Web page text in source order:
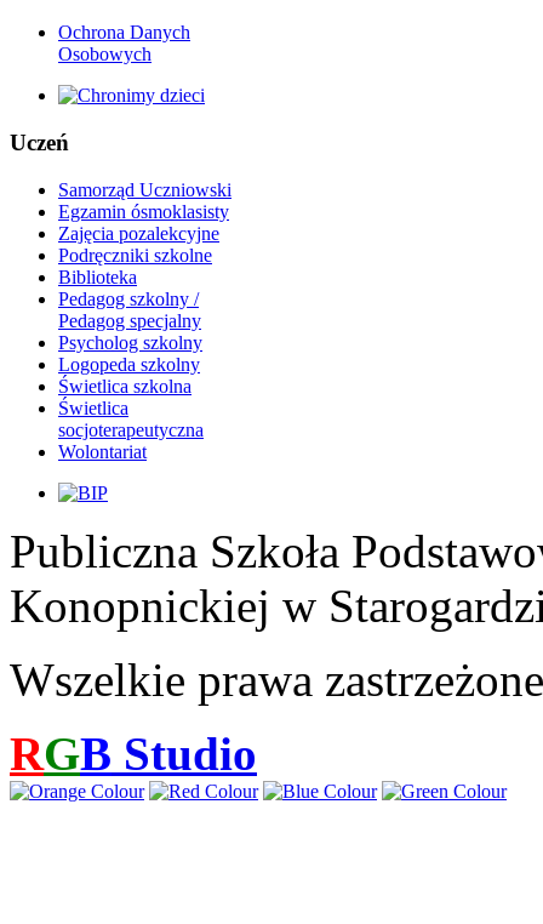
Ochrona Danych
Osobowych
Uczeń
Samorząd Uczniowski
Egzamin ósmoklasisty
Zajęcia pozalekcyjne
Podręczniki szkolne
Biblioteka
Pedagog szkolny /
Pedagog specjalny
Psycholog szkolny
Logopeda szkolny
Świetlica szkolna
Świetlica
socjoterapeutyczna
Wolontariat
Publiczna Szkoła
Konopnickiej w
Wszelkie prawa zastrzeżone
RGB Studio